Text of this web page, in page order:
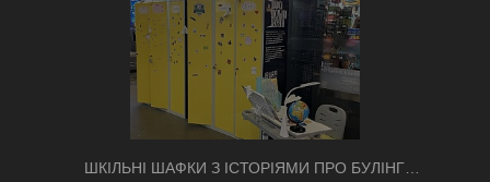
ШКІЛЬНІ ШАФКИ З ІСТОРІЯМИ ПРО БУЛІНГ